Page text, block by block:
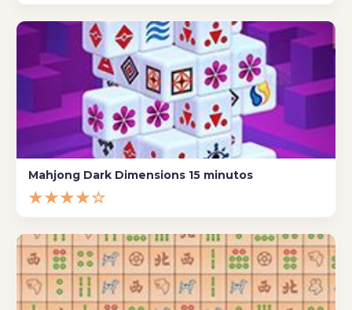
Mahjong Dark Dimensions 15 minutos
★★★★☆